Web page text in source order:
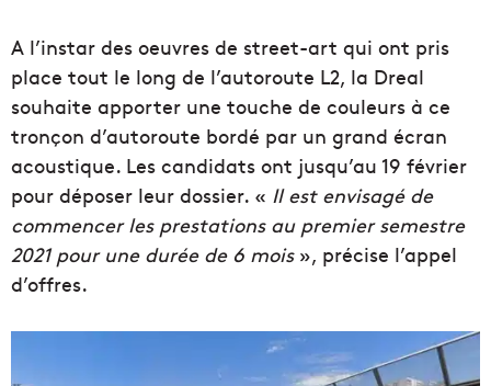
A l’instar des oeuvres de street-art qui ont pris
place tout le long de l’autoroute L2, la Dreal
souhaite apporter une touche de couleurs à ce
tronçon d’autoroute bordé par un grand écran
acoustique. Les candidats ont jusqu’au 19 février
pour déposer leur dossier. « Il est envisagé de
commencer les prestations au premier semestre
2021 pour une durée de 6 mois», précise l’appel
d’offres.